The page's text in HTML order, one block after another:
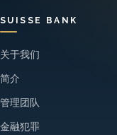
SUISSE BANK
关于我们
简介
管理团队
金融犯罪